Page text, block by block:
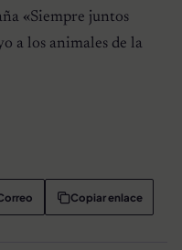
«Siempre juntos
a los animales de la
Copiar enlace